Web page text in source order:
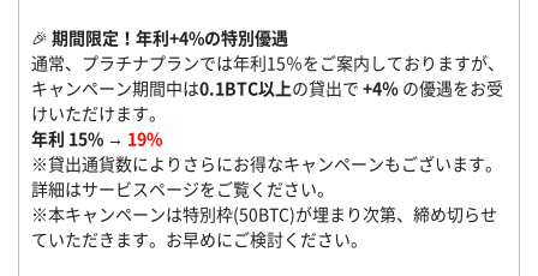
🎉 期間限定！年利+4%の特別優遇
通常、プラチナプランでは年利15％をご案内しておりますが、
キャンペーン期間中は0.1BTC以上の貸出で +4％ の優遇をお受
けいただけます。
年利 15% → 19%
※貸出通貨数によりさらにお得なキャンペーンもございます。
詳細はサービスページをご覧ください。
※本キャンペーンは特別枠(50BTC)が埋まり次第、締め切らせ
ていただきます。お早めにご検討ください。